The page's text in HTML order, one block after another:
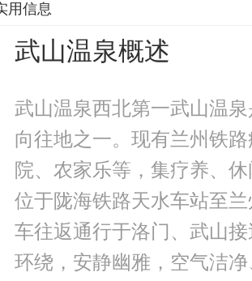
用信息
武山温泉概述
武山温泉西北第一武山温
向往地之一。现有兰州铁
院、农家乐等，集疗养、
位于陇海铁路天水车站至
车往返通行于洛门、武山
环绕，安静幽雅，空气洁